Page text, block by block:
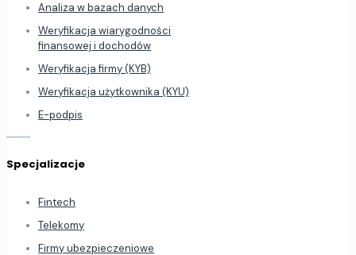
Analiza w bazach danych
Weryfikacja wiarygodności
finansowej i dochodów
Weryfikacja firmy (KYB)
Weryfikacja użytkownika (KYU)
E-podpis
Specjalizacje
Fintech
Telekomy
Firmy ubezpieczeniowe